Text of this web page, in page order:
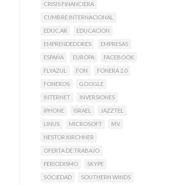
CRISIS FINANCIERA
CUMBRE INTERNACIONAL
EDUC.AR
EDUCACION
EMPRENDEDORES
EMPRESAS
ESPAÑA
EUROPA
FACEBOOK
FLYAZUL
FON
FONERA 2.0
FONEROS
GOOGLE
INTERNET
INVERSIONES
IPHONE
ISRAEL
JAZZTEL
LINUS
MICROSOFT
MV
NESTOR KIRCHNER
OFERTA DE TRABAJO
PERIODISMO
SKYPE
SOCIEDAD
SOUTHERN WINDS